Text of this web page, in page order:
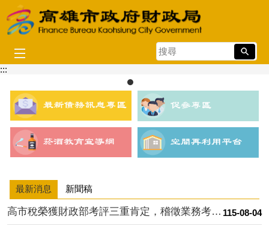
跳到主要內容區塊
搜
尋
:::
目
前
顯
圖
片:
詐
新
四
法
最新消息 新聞稿
115-08-04
高市稅榮獲財政部考評三重肯定，稽徵業務考核雙料蟬聯，稅捐努力....